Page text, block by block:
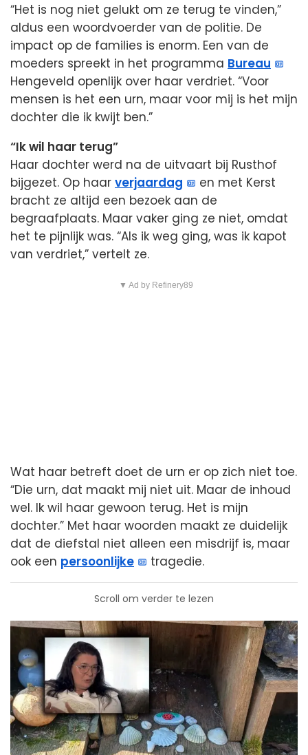
“Het is nog niet gelukt om ze terug te vinden,”
aldus een woordvoerder van de politie. De
impact op de families is enorm. Een van de
moeders spreekt in het programma Bureau
Hengeveld openlijk over haar verdriet. “Voor
mensen is het een urn, maar voor mij is het mijn
dochter die ik kwijt ben.”
“Ik wil haar terug”
Haar dochter werd na de uitvaart bij Rusthof
bijgezet. Op haar verjaardag
en met Kerst
bracht ze altijd een bezoek aan de
begraafplaats. Maar vaker ging ze niet, omdat
het te pijnlijk was. “Als ik weg ging, was ik kapot
van verdriet,” vertelt ze.
▼ Ad by Refinery89
Wat haar betreft doet de urn er op zich niet toe.
“Die urn, dat maakt mij niet uit. Maar de inhoud
wel. Ik wil haar gewoon terug. Het is mijn
dochter.” Met haar woorden maakt ze duidelijk
dat de diefstal niet alleen een misdrijf is, maar
ook een persoonlijke tragedie.
Scroll om verder te lezen